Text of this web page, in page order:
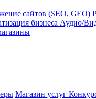
сайтов (SEO, GEO)
бизнеса Аудио/
Магазин услуг